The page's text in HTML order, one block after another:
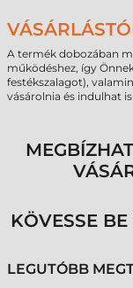
A termék dobozában
működéshez, így
festékszalagot),
vásárolnia és indulhat
KÖVESSE
LEGUTÓBB